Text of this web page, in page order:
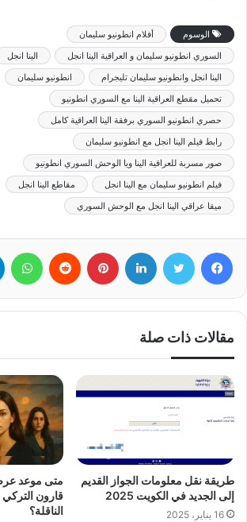
الوسوم
أفلام انطونيو سليمان
السوري انطونيو سليمان و العراقية الينا انجل
الينا انجل
الينا انجل وانطونيو سليمان تليجرام
انطونيو سليمان
تحميل مقطع العراقية الينا مع السوري انطونيو
حصري انطونيو السوري برفقة الينا العراقية كامل
رابط فيلم الينا انجل مع انطونيو سليمان
صور مسربة للعراقية الينا ويا الوحش السوري انطونيو
فيلم انطونيو سليمان مع الينا انجل
مقاطع الينا انجل
ميقا عراقي الينا انجل مع الوحش السوري
مقالات ذات صلة
طريقة نقل معلومات الجواز القديم
إلى الجديد في الكويت 2025
16 يناير، 2025
متى موعد
الناقلة؟